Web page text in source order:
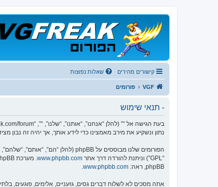
קישורים מהירים שאלות נפוצות
VGF פורומים
- תנאי שימוש
נתון ונשקיע את מירב מאמצינו כדי לידע אותך, אך יהיה זה
הפורומים שלנו מבוססים על phpBB (להלן “הם”, “אותם”, “שלהם”, “מערכת phpBB”, “www.phpbb.co.il”, “קבוצת phpBB”, “צוות phpBB הישראלי”) אשר הינה מערכת בולטיין המשוחררת תחת הסכם “
“GPL”) וניתנת להורדה דרך אתר
www.phpbb.com
phpBB, ראה:
www.phpbb.com
.
אתה מסכים לא לשלוח דברים גסים, גזעניים, אלימים, פוגעים,